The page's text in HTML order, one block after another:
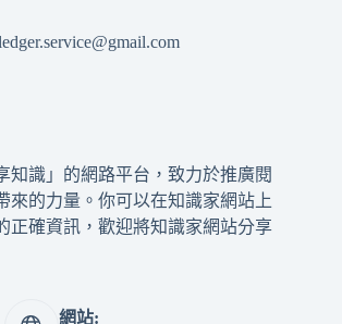
知識」的網路平台，致力於推廣閱
來的力量。你可以在知識家網站上
正確資訊，歡迎將知識家網站分享
網站: